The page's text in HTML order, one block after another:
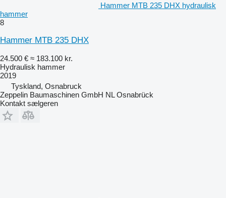
Hammer MTB 235 DHX hydraulisk
hammer
8
Hammer MTB 235 DHX
24.500 € ≈ 183.100 kr.
Hydraulisk hammer
2019
Tyskland, Osnabruck
Zeppelin Baumaschinen GmbH NL Osnabrück
Kontakt sælgeren